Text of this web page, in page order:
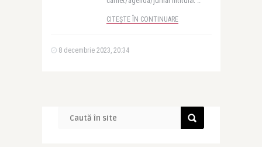
CITEȘTE ÎN CONTINUARE
8 decembrie 2023, 20:34